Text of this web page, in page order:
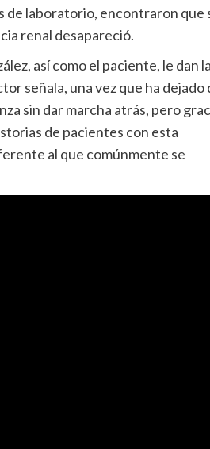
de laboratorio, encontraron que
renal desapareció.
así como el paciente, le dan la
señala, una vez que ha dejado
sin dar marcha atrás, pero
de pacientes con esta
al que comúnmente se